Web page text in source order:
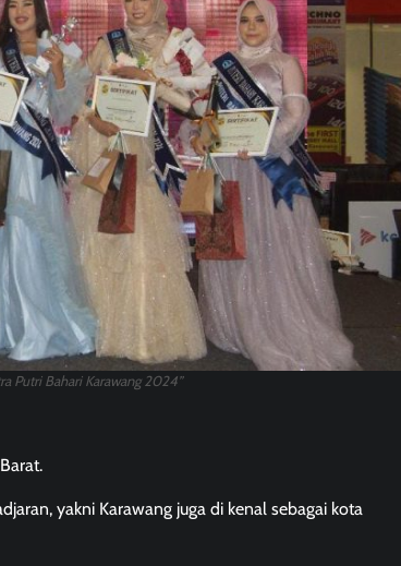
Putri Bahari Karawang 2024”
yakni Karawang juga di kenal sebagai kota